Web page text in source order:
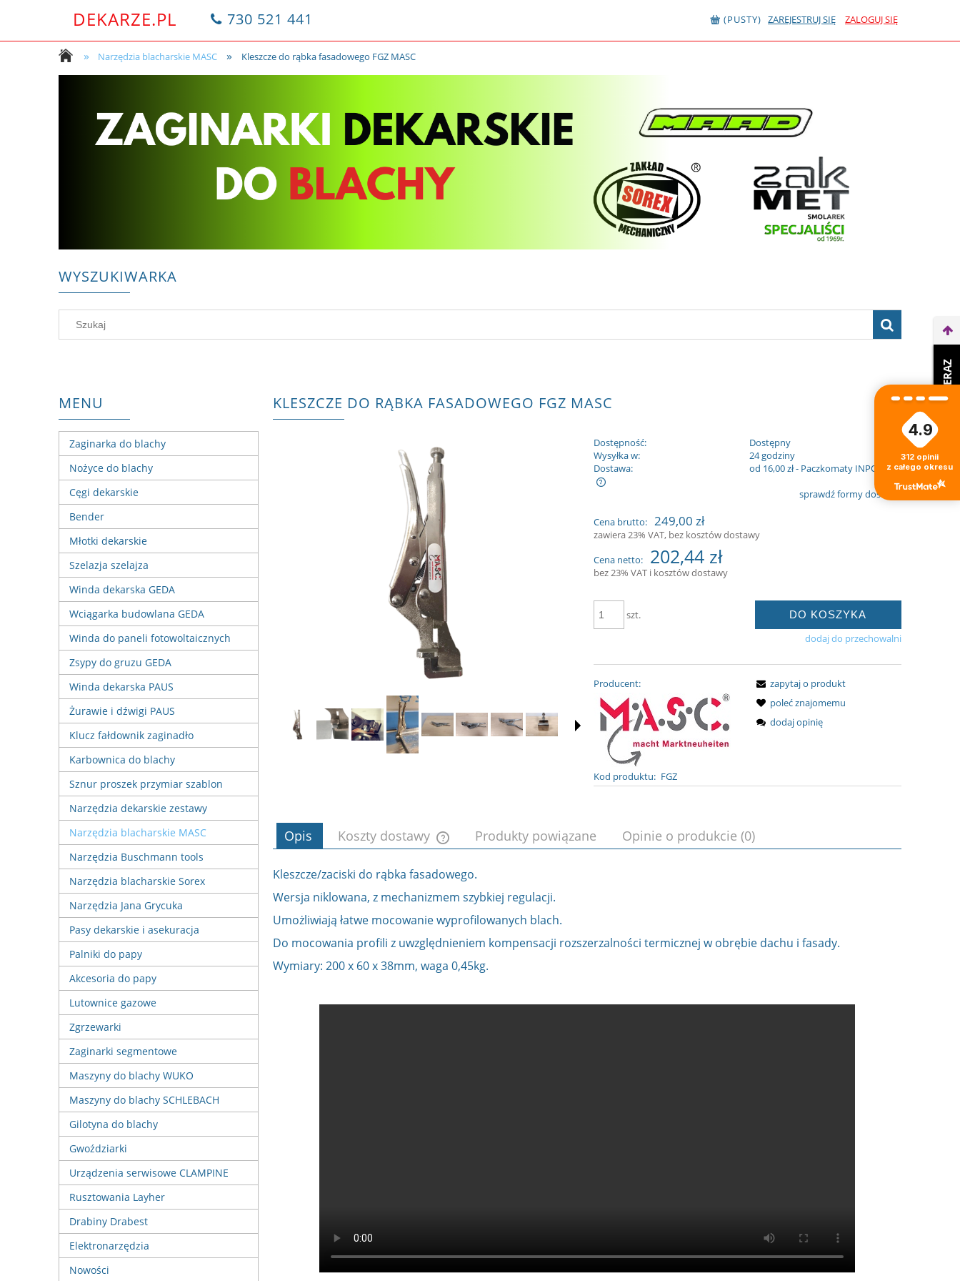
DEKARZE.PL 730 521 441 (PUSTY) ZAREJESTRUJ SIĘ ZALOGUJ SIĘ
» Narzędzia blacharskie MASC » Kleszcze do rąbka fasadowego FGZ MASC
WYSZUKIWARKA
MENU
Zaginarka do blachy
Nożyce do blachy
Cęgi dekarskie
Bender
Młotki dekarskie
Szelazja szelajza
Winda dekarska GEDA
Wciągarka budowlana GEDA
Winda do paneli fotowoltaicznych
Zsypy do gruzu GEDA
Winda dekarska PAUS
Żurawie i dźwigi PAUS
Klucz fałdownik zaginadło
Karbownica do blachy
Sznur proszek przymiar szablon
Narzędzia dekarskie zestawy
Narzędzia blacharskie MASC
Narzędzia Buschmann tools
Narzędzia blacharskie Sorex
Narzędzia Jana Grycuka
Pasy dekarskie i asekuracja
Palniki do papy
Akcesoria do papy
Lutownice gazowe
Zgrzewarki
Zaginarki segmentowe
Maszyny do blachy WUKO
Maszyny do blachy SCHLEBACH
Gilotyna do blachy
Gwoździarki
Urządzenia serwisowe CLAMPINE
Rusztowania Layher
Drabiny Drabest
Elektronarzędzia
Nowości
KLESZCZE DO RĄBKA FASADOWEGO FGZ MASC
Dostępność:
Dostępny
Wysyłka w:
24 godziny
Dostawa:
od 16,00 zł- Paczkomaty INPOST
Cena nie zawiera ewentualnych kosztów
płatności
sprawdź formy dostawy
Cena brutto: 249,00 zł
zawiera 23% VAT, bez kosztów dostawy
Cena netto:
202,44 zł
bez 23% VAT i kosztów dostawy
szt. DO KOSZYKA
dodaj do przechowalni
Producent:
Kod produktu: FGZ
zapytaj o produkt
poleć znajomemu
dodaj opinię
Opis Koszty dostawy
Cena nie zawiera ewentualnych kosztów
Produkty powiązane Opinie o produkcie (0)
Kleszcze/zaciski do rąbka fasadowego.
Wersja niklowana, z mechanizmem szybkiej regulacji.
Umożliwiają łatwe mocowanie wyprofilowanych blach.
Do mocowania profili z uwzględnieniem kompensacji rozszerzalności termicznej w obrębie dachu i fasady.
Wymiary: 200 x 60 x 38mm, waga 0,45kg.
WEŹ LEASING TERAZ
4.9
312 opinii
z całego okresu